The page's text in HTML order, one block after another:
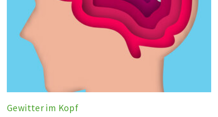
Gewitter im Kopf